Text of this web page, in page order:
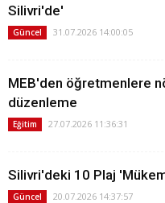
Silivri'de'
Güncel 31.07.2026 14:00:05
MEB'den öğretmenlere
düzenleme
Eğitim 27.07.2026 11:36:31
Silivri'deki 10 Plaj
Güncel 20.07.2026 14:37:57